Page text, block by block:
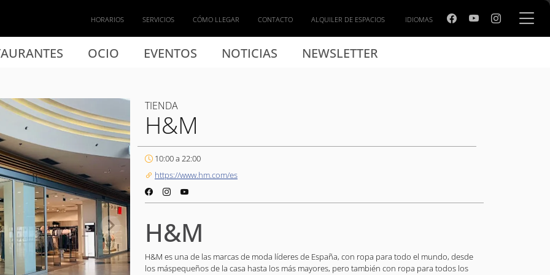
OCIO EVENTOS NOTICIAS NEWSLETTER
HORARIOS SERVICIOS CÓMO LLEGAR CONTACTO ALQUILER DE ESPACIOS IDIOMAS
TIENDA
H&M
10:00 a 22:00
https://www.hm.com/es
H&M
H&M es una de las marcas de moda líderes de España, con ropa para todo el mundo, desde
los máspequeños de la casa hasta los más mayores, pero también con ropa para todos los